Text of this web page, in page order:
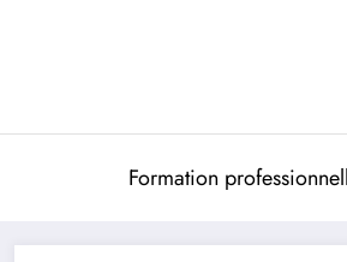
Formation